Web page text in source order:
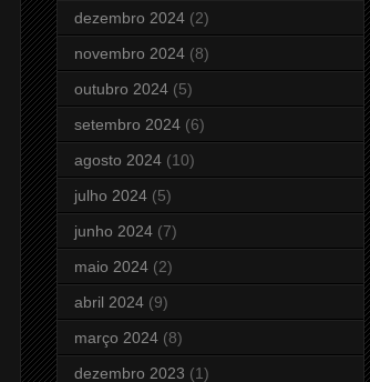
dezembro 2024 (2)
novembro 2024 (8)
outubro 2024 (5)
setembro 2024 (6)
agosto 2024 (10)
julho 2024 (5)
junho 2024 (7)
maio 2024 (2)
abril 2024 (9)
março 2024 (8)
dezembro 2023 (1)